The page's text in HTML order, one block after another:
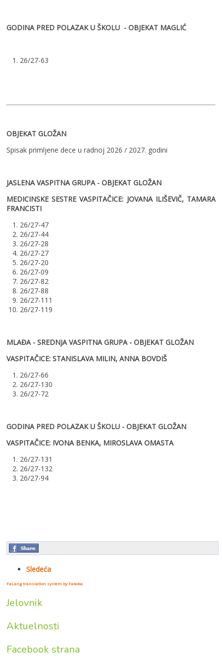
GODINA PRED POLAZAK U ŠKOLU - OBJEKAT MAGLIĆ
1. 26/27-63
OBJEKAT GLOŽAN
Spisak primljene dece u radnoj 2026 / 2027. godini
JASLENA VASPITNA GRUPA - OBJEKAT GLOŽAN
MEDICINSKE SESTRE VASPITAČICE: JOVANA ILIŠEVIČ, TAMARA
FRANCISTI
1. 26/27-47
2. 26/27-44
3. 26/27-28
4. 26/27-27
5. 26/27-20
6. 26/27-09
7. 26/27-82
8. 26/27-88
9. 26/27-111
10. 26/27-119
MLAĐA - SREDNJA VASPITNA GRUPA - OBJEKAT GLOŽAN
VASPITAČICE: STANISLAVA MILIN, ANNA BOVDIŠ
1. 26/27-66
2. 26/27-130
3. 26/27-72
GODINA PRED POLAZAK U ŠKOLU - OBJEKAT GLOŽAN
VASPITAČICE: IVONA BENKA, MIROSLAVA OMASTA
1. 26/27-131
2. 26/27-132
3. 26/27-94
Sledeća
FaLang translation system by Faboba
Jelovnik
Aktuelnosti
Facebook strana